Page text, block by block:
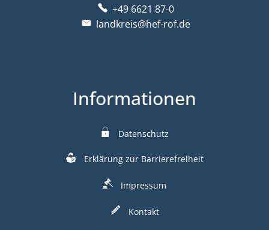
+49 6621 87-0
landkreis@hef-rof.de
Informationen
Datenschutz
Erklärung zur Barrierefreiheit
Impressum
Kontakt